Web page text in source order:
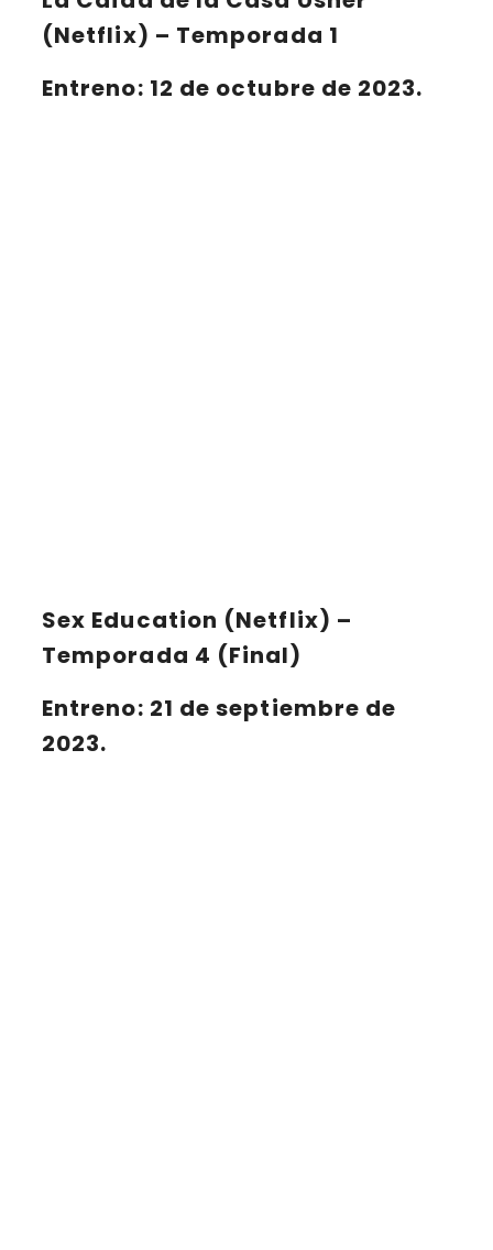
(Netflix) – Temporada 1
Entreno: 12 de octubre de 2023.
Sex Education (Netflix) –
Temporada 4 (Final)
Entreno: 21 de septiembre de
2023.